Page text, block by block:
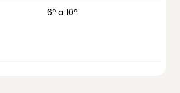
6º a 10º